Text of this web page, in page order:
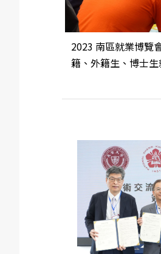
2023 南區就業博覽
籍、外籍生、博士